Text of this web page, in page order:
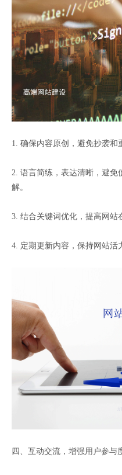
1. 确保内容原创，避免抄袭和
2. 语言简练，表达清晰，避免
解。
3. 结合关键词优化，提高网站
4. 定期更新内容，保持网站活
四、互动交流，增强用户参与